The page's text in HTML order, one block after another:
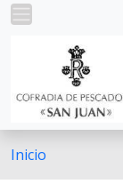
Ir o contido
Inicio